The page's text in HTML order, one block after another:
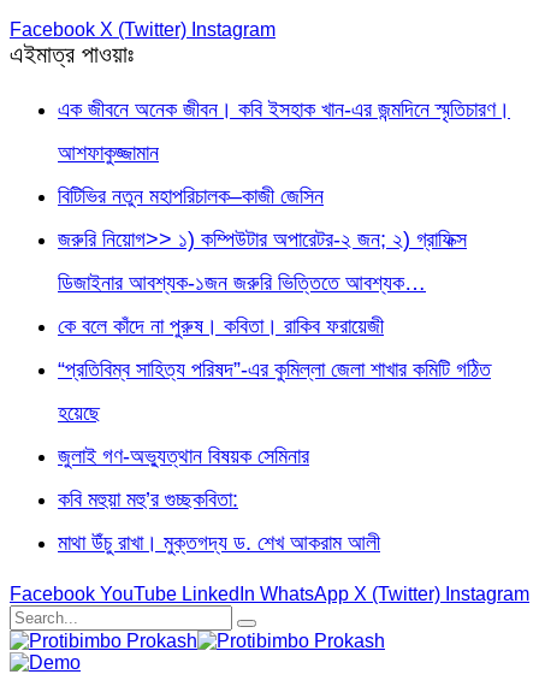
Facebook X (Twitter) Instagram
এইমাত্র পাওয়াঃ
এক জীবনে অনেক জীবন। কবি ইসহাক খান-এর জন্মদিনে স্মৃতিচারণ।
আশফাকুজ্জামান
বিটিভির নতুন মহাপরিচালক–কাজী জেসিন
জরুরি নিয়োগ>> ১) কম্পিউটার অপারেটর-২ জন; ২) গ্রাফিক্স
ডিজাইনার আবশ্যক-১জন জরুরি ভিত্তিতে আবশ্যক…
কে বলে কাঁদে না পুরুষ। কবিতা। রাকিব ফরায়েজী
“প্রতিবিম্ব সাহিত্য পরিষদ”-এর কুমিল্লা জেলা শাখার কমিটি গঠিত
হয়েছে
জুলাই গণ-অভ্যুত্থান বিষয়ক সেমিনার
কবি মহুয়া মহু’র গুচ্ছকবিতা:
মাথা উঁচু রাখা। মুক্তগদ্য ড. শেখ আকরাম আলী
Facebook YouTube LinkedIn WhatsApp X (Twitter) Instagram